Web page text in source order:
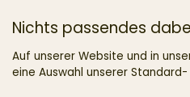
Nichts passendes
Auf unserer Website und in
eine Auswahl unserer